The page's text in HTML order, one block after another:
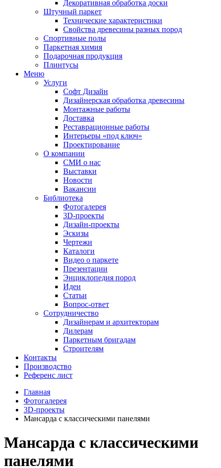
Декоративная обработка доски
Штучный паркет
Технические характеристики
Свойства древесины разных пород
Спортивные полы
Паркетная химия
Подарочная продукция
Плинтусы
Меню
Услуги
Софт Дизайн
Дизайнерская обработка древесины
Монтажные работы
Доставка
Реставрационные работы
Интерьеры «под ключ»
Проектирование
О компании
СМИ о нас
Выставки
Новости
Вакансии
Библиотека
Фотогалерея
3D-проекты
Дизайн-проекты
Эскизы
Чертежи
Каталоги
Видео о паркете
Презентации
Энциклопедия пород
Идеи
Статьи
Вопрос-ответ
Сотрудничество
Дизайнерам и архитекторам
Дилерам
Паркетным бригадам
Строителям
Контакты
Производство
Референс лист
Главная
Фотогалерея
3D-проекты
Мансарда с классическими панелями
Мансарда с классическими
панелями